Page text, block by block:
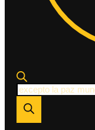
Búsqueda
de
productos